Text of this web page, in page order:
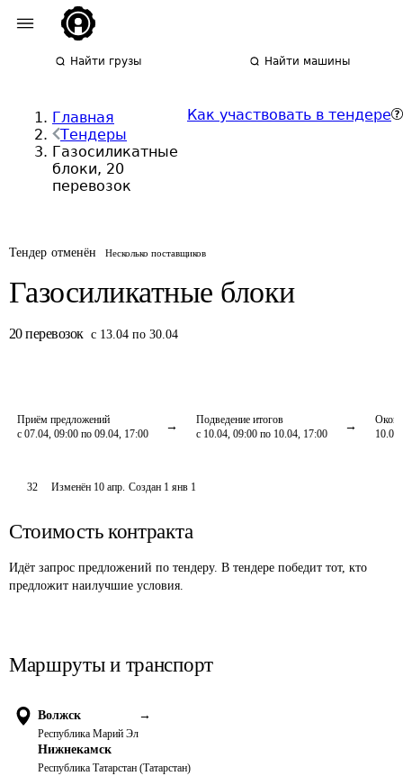
Найти грузы Найти машины
Главная
Тендеры
Газосиликатные
блоки, 20
перевозок
Как участвовать в тендере
Тендер отменён Несколько поставщиков
Газосиликатные блоки
20 перевозок с 13.04 по 30.04
Приём предложений
с 07.04, 09:00 по 09.04, 17:00
Подведение итогов
с 10.04, 09:00 по 10.04, 17:00
32 Изменён 10 апр. Создан 1 янв 1
Стоимость контракта
Идёт запрос предложений по тендеру. В тендере победит тот, кто
предложит наилучшие условия.
Маршруты и транспорт
Волжск →
Республика Марий Эл
Нижнекамск
Республика Татарстан (Татарстан)